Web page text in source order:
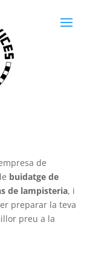
de
buidatge de
de lampisteria, i
preparar la teva
preu a la